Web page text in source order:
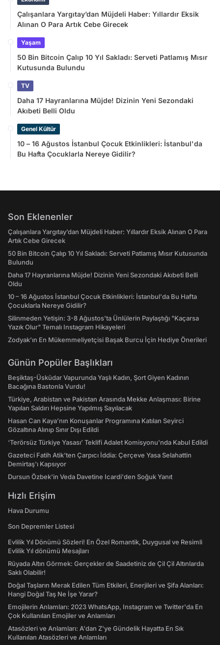
Çalışanlara Yargıtay’dan Müjdeli Haber: Yıllardır Eksik
Alınan O Para Artık Cebe Girecek
Yaşam
50 Bin Bitcoin Çalıp 10 Yıl Sakladı: Serveti Patlamış Mısır
Kutusunda Bulundu
TV
Daha 17 Hayranlarına Müjde! Dizinin Yeni Sezondaki
Akıbeti Belli Oldu
Genel Kültür
10 – 16 Ağustos İstanbul Çocuk Etkinlikleri: İstanbul'da
Bu Hafta Çocuklarla Nereye Gidilir?
Son Eklenenler
Çalışanlara Yargıtay’dan Müjdeli Haber: Yıllardır Eksik Alınan O Para
Artık Cebe Girecek
50 Bin Bitcoin Çalıp 10 Yıl Sakladı: Serveti Patlamış Mısır Kutusunda
Bulundu
Daha 17 Hayranlarına Müjde! Dizinin Yeni Sezondaki Akıbeti Belli
Oldu
10 – 16 Ağustos İstanbul Çocuk Etkinlikleri: İstanbul'da Bu Hafta
Çocuklarla Nereye Gidilir?
Silinmeden Yetişin: 3-8 Ağustos'ta Ünlülerin Paylaştığı "Kaçarsa
Yazık Olur" Temalı Instagram Hikayeleri
Zodyak'ın En Mükemmeliyetçisi Başak Burcu İçin Hediye Önerileri
Günün Popüler Başlıkları
Beşiktaş-Üsküdar Vapurunda Yaşlı Kadın, Şort Giyen Kadının
Bacağına Bastonla Vurdu!
Türkiye, Arabistan ve Pakistan Arasında Mekke Anlaşması: Birine
Yapılan Saldırı Hepsine Yapılmış Sayılacak
Hasan Can Kaya’nın Konuşanlar Programına Katılan Seyirci
Gözaltına Alınıp Sınır Dışı Edildi
‘Terörsüz Türkiye Yasası’ Teklifi Adalet Komisyonu'nda Kabul Edildi
Gazeteci Fatih Atik'ten Çarpıcı İddia: Çerçeve Yasa Selahattin
Demirtaş'ı Kapsıyor
Dursun Özbek'in Veda Davetine Icardi'den Soğuk Yanıt
Hızlı Erişim
Hava Durumu
Son Depremler Listesi
Evlilik Yıl Dönümü Sözleri! En Özel Romantik, Duygusal ve Resimli
Evlilik Yıl dönümü Mesajları
Rüyada Altın Görmek: Gerçekler de Saadetiniz de Çil Çil Altınlarda
Saklı Olabilir!
Doğal Taşların Merak Edilen Tüm Etkileri, Enerjileri ve Şifa Alanları:
Hangi Doğal Taş Ne İşe Yarar?
Emojilerin Anlamları: 2023 WhatsApp, Instagram ve Twitter'da En
Çok Kullanılan Emojiler ve Anlamları
Atasözleri ve Anlamları: A'dan Z'ye Gündelik Hayatta En Sık
Kullanılan Atasözleri ve Anlamları